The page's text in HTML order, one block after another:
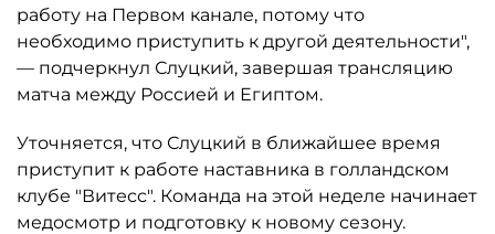
работу на Первом канале, потому что
необходимо приступить к другой деятельности",
— подчеркнул Слуцкий, завершая трансляцию
матча между Россией и Египтом.
Уточняется, что Слуцкий в ближайшее время
приступит к работе наставника в голландском
клубе "Витесс". Команда на этой неделе начинает
медосмотр и подготовку к новому сезону.